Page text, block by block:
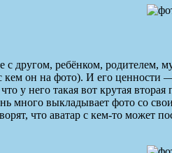
с другом, ребёнком,
он на фото). И его ценности
у него такая вот крутая
много выкладывает фото со
что аватар с кем-то может